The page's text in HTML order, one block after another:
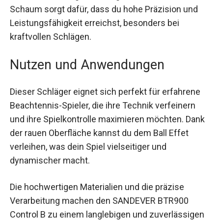
Steifigkeit, reduziert die Torsion und bietet mehr
Kontrolle über deine Schläge. Der eingesetzte
Black EVA-Schaum sorgt dafür, dass du hohe
Präzision und Leistungsfähigkeit erreichst,
besonders bei kraftvollen Schlägen.
Nutzen und Anwendungen
Dieser Schläger eignet sich perfekt für erfahrene
Beachtennis-Spieler, die ihre Technik verfeinern
und ihre Spielkontrolle maximieren möchten.
Dank der rauen Oberfläche kannst du dem Ball
Effet verleihen, was dein Spiel vielseitiger und
dynamischer macht.